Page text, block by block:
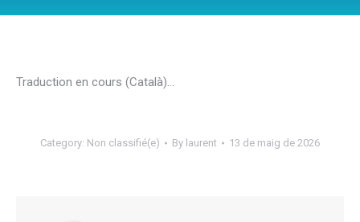
Traduction en cours (Català)…
Category: Non classifié(e) By laurent 13 de maig de 2026